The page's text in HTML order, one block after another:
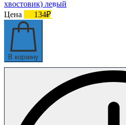
хвостовик) левый
Цена
134₽
В корзину